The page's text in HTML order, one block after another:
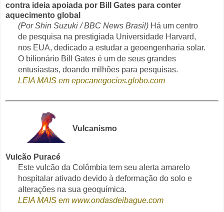
contra ideia apoiada por Bill Gates para conter
aquecimento global
(Por Shin Suzuki / BBC News Brasil)Há um centro
de pesquisa na prestigiada Universidade Harvard,
nos EUA, dedicado a estudar a geoengenharia solar.
O bilionário Bill Gates é um de seus grandes
entusiastas, doando milhões para pesquisas.
LEIA MAIS em epocanegocios.globo.com
Vulcanismo
Vulcão Puracé
Este vulcão da Colômbia tem seu alerta amarelo
hospitalar ativado devido à deformação do solo e
alterações na sua geoquímica.
LEIA MAIS em www.ondasdeibague.com